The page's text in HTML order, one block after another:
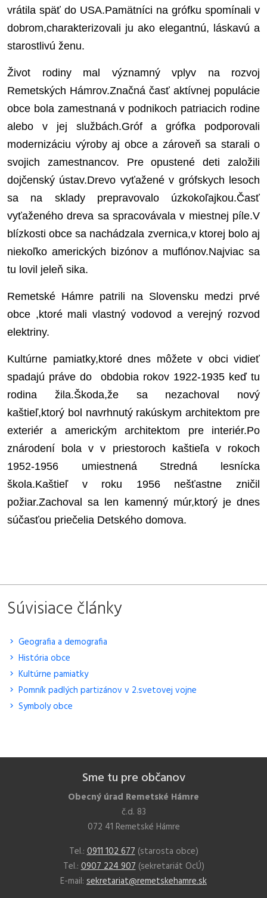
vrátila späť do USA.Pamätníci na grófku spomínali v
dobrom,charakterizovali ju ako elegantnú, láskavú a
starostlivú ženu.
Život rodiny mal významný vplyv na rozvoj
Remetských Hámrov.Značná časť aktívnej populácie
obce bola zamestnaná v podnikoch patriacich rodine
alebo v jej službách.Gróf a grófka podporovali
modernizáciu výroby aj obce a zároveň sa starali o
svojich zamestnancov. Pre opustené deti založili
dojčenský ústav.Drevo vyťažené v grófskych lesoch
sa na sklady prepravovalo úzkokoľajkou.Časť
vyťaženého dreva sa spracovávala v miestnej píle.V
blízkosti obce sa nachádzala zvernica,v ktorej bolo aj
niekoľko amerických bizónov a muflónov.Najviac sa
tu lovil jeleň sika.
Remetské Hámre patrili na Slovensku medzi prvé
obce ,ktoré mali vlastný vodovod a verejný rozvod
elektriny.
Kultúrne pamiatky,ktoré dnes môžete v obci vidieť
spadajú práve do obdobia rokov 1922-1935 keď tu
rodina žila.Škoda,že sa nezachoval nový
kaštieľ,ktorý bol navrhnutý rakúskym architektom pre
exteriér a americkým architektom pre interiér.Po
znárodení bola v v priestoroch kaštieľa v rokoch
1952-1956 umiestnená Stredná lesnícka
škola.Kaštieľ v roku 1956 nešťastne zničil
požiar.Zachoval sa len kamenný múr,ktorý je dnes
súčasťou priečelia Detského domova.
Súvisiace články
Geografia a demografia
História obce
Kultúrne pamiatky
Pomník padlých partizánov v 2.svetovej vojne
Symboly obce
Sme tu pre občanov
Obecný úrad Remetské Hámre
č.d. 83
072 41 Remetské Hámre
Tel.:0911 102 677(starosta obce)
Tel.:0907 224 907(sekretariát OcÚ)
E-mail: sekretariat@remetskehamre.sk